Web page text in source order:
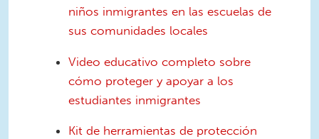
niños inmigrantes en las escuelas de
sus comunidades locales
Video educativo completo sobre
cómo proteger y apoyar a los
estudiantes inmigrantes
Kit de herramientas de protección